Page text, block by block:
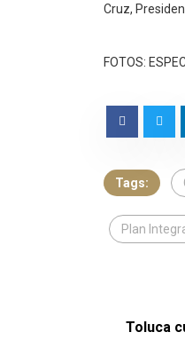
Cruz,
FOTOS:
Tags:
Plan
Toluca